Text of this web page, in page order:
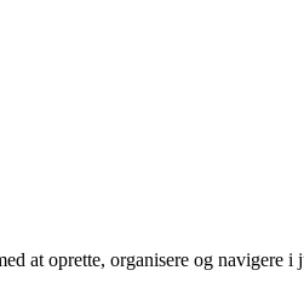
at oprette, organisere og navigere